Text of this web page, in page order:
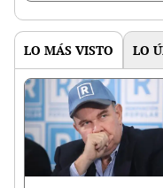
LO MÁS VISTO LO